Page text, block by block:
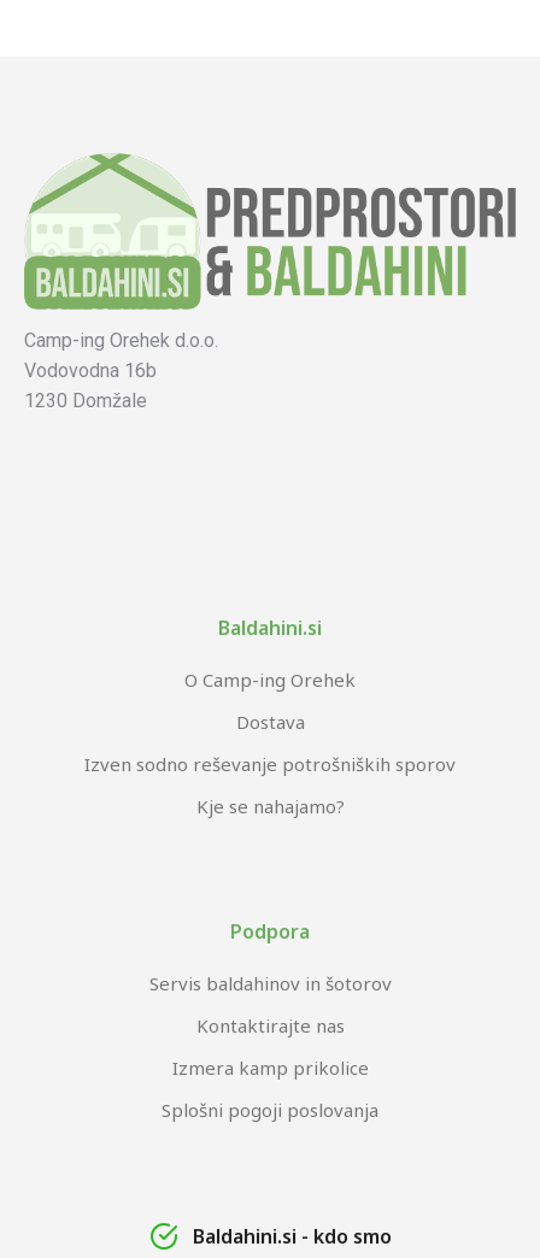
Camp-ing Orehek d.o.o.
Vodovodna 16b
1230 Domžale
Baldahini.si
O Camp-ing Orehek
Dostava
Izven sodno reševanje potrošniških sporov
Kje se nahajamo?
Podpora
Servis baldahinov in šotorov
Kontaktirajte nas
Izmera kamp prikolice
Splošni pogoji poslovanja
Baldahini.si - kdo smo